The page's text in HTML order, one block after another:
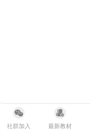
社群加入
最新教材